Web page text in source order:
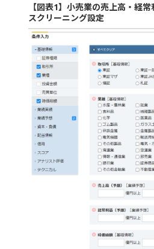
【図表1】小売業の売上高・経
スクリーニング設定